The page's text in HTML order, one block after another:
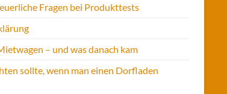
Fragen bei Produkttests
– und was danach kam
sollte, wenn man einen Dorfladen